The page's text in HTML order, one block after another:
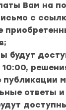
Вам на
с
будут
10:00,
публикации
ответы и